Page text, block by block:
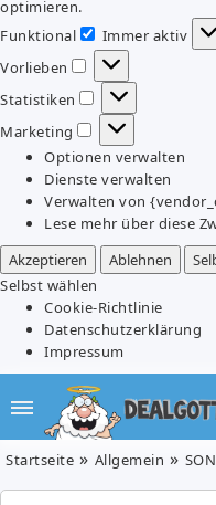
optimieren.
Funktional
Funktional
Immer aktiv
Vorlieben
Vorlieben
Statistiken
Statistiken
Marketing
Marketing
Optionen verwalten
Dienste verwalten
Verwalten von
Lese mehr über diese
Akzeptieren
Ablehnen
Selbst wählen
Cookie-Richtlinie
Datenschutzerklärung
Impressum
Startseite Allgemein